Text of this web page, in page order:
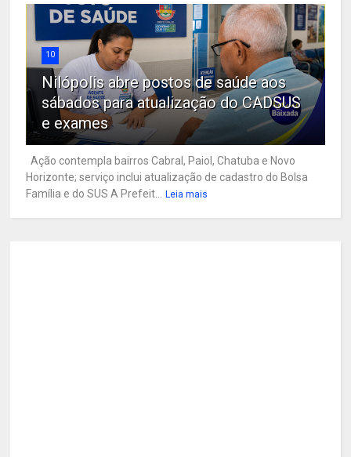
10
Nilópolis abre postos de saúde aos
sábados para atualização do CADSUS
e exames
Ação contempla bairros Cabral, Paiol, Chatuba e Novo
Horizonte; serviço inclui atualização de cadastro do Bolsa
Família e do SUS A Prefeit...
Leia mais